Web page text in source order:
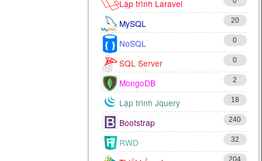
Lập trình Laravel
MySQL 20
NoSQL 0
SQL Server 0
MongoDB 2
Lập trình Jquery 18
Bootstrap 240
RWD 32
204